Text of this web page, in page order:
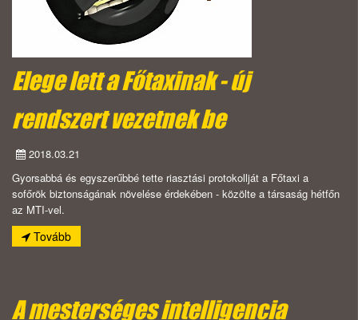
Elege lett a Főtaxinak - új
rendszert vezetnek be
2018.03.21
Gyorsabbá és egyszerűbbé tette riasztási protokollját a Főtaxi a
sofőrök biztonságának növelése érdekében - közölte a társaság hétfőn
az MTI-vel.
Tovább
A mesterséges intelligencia